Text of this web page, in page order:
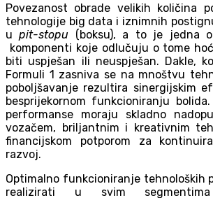
Povezanost obrade velikih količina
tehnologije big data i iznimnih
upit-stopu (boksu), a to je jedna
komponenti koje odlučuju o tome
biti uspješan ili neuspješan. Dakle,
Formuli 1 zasniva se na mnoštvu
poboljšavanje rezultira sinergijskim
besprijekornom funkcioniranju
performanse moraju skladno
vozačem, briljantnim i kreativnim
financijskom potporom za
razvoj.
Optimalno funkcioniranje tehnoloških
realizirati u svim segmentima